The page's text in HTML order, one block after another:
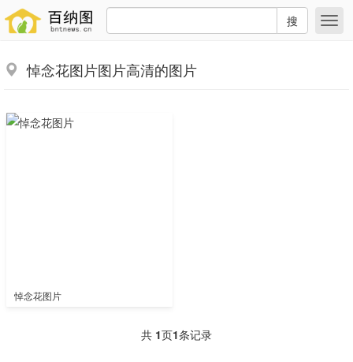
搜
悼念花图片图片高清的图片
悼念花图片
共 1页1条记录